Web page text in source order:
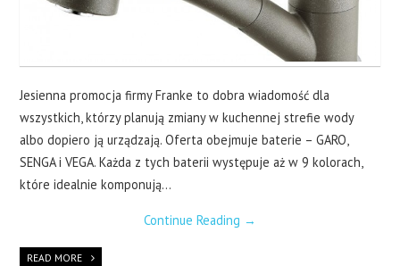
O BLOGU
KONTAKT
Jesienna promocja firmy Franke to dobra wiadomość dla
wszystkich, którzy planują zmiany w kuchennej strefie wody
albo dopiero ją urządzają. Oferta obejmuje baterie – GARO,
SENGA i VEGA. Każda z tych baterii występuje aż w 9 kolorach,
które idealnie komponują…
Continue Reading →
READ MORE